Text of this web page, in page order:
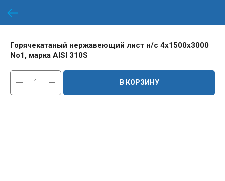
Горячекатаный нержавеющий лист н/с 4х1500х3000
No1, марка AISI 310S
В КОРЗИНУ